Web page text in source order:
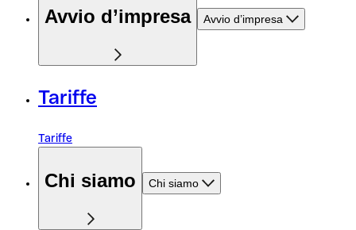
Avvio d’impresa Avvio d’impresa
Tariffe
Tariffe
Chi siamo Chi siamo